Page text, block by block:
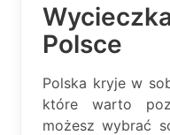
Polsce
Polska kryje w
które warto
możesz wybrać